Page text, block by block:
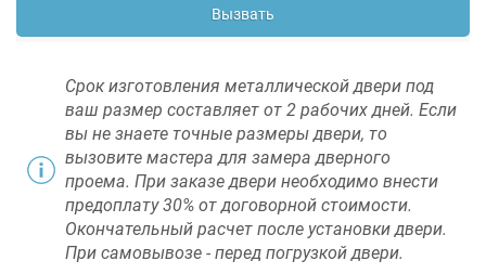
Вызвать
Срок изготовления металлической двери под
ваш размер составляет от 2 рабочих дней. Если
вы не знаете точные размеры двери, то
вызовите мастера для замера дверного
проема. При заказе двери необходимо внести
предоплату 30% от договорной стоимости.
Окончательный расчет после установки двери.
При самовывозе - перед погрузкой двери.